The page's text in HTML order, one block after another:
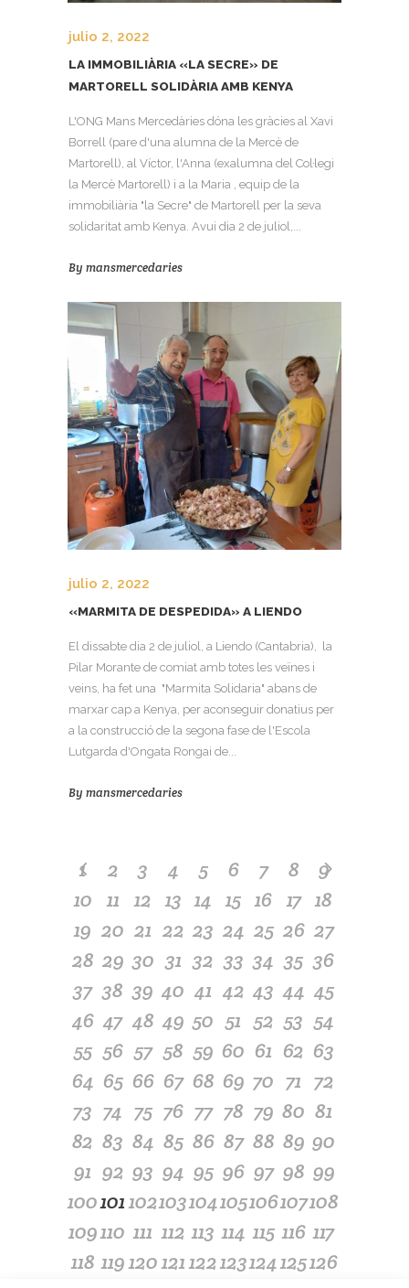
julio 2, 2022
LA IMMOBILIÀRIA «LA SECRE» DE
MARTORELL SOLIDÀRIA AMB KENYA
L'ONG Mans Mercedàries dóna les gràcies al Xavi
Borrell (pare d'una alumna de la Mercè de
Martorell), al Víctor, l'Anna (exalumna del Col·legi
la Mercè Martorell) i a la Maria , equip de la
immobiliària "la Secre" de Martorell per la seva
solidaritat amb Kenya. Avui dia 2 de juliol,...
By mansmercedaries
julio 2, 2022
«MARMITA DE DESPEDIDA» A LIENDO
El dissabte dia 2 de juliol, a Liendo (Cantabria), la
Pilar Morante de comiat amb totes les veïnes i
veins, ha fet una "Marmita Solidaria" abans de
marxar cap a Kenya, per aconseguir donatius per
a la construcció de la segona fase de l'Escola
Lutgarda d'Ongata Rongai de...
By mansmercedaries
1 2 3 4 5 6 7 8
9
10 11 12 13 14 15 16 17 18
19 20 21 22 23 24 25 26 27
28 29 30 31 32 33 34 35 36
37 38 39 40 41 42 43 44 45
46 47 48 49 50 51 52 53 54
55 56 57 58 59 60 61 62 63
64 65 66 67 68 69 70 71 72
73 74 75 76 77 78 79 80 81
82 83 84 85 86 87 88 89 90
91 92 93 94 95 96 97 98 99
100101102103104105106107108
109110 111 112 113 114 115 116 117
118 119120121122123124125126